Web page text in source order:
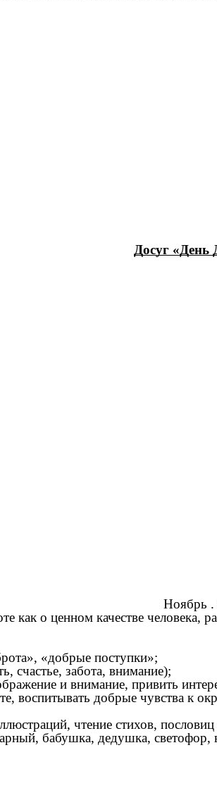
ГБОУ
До-2
Досуг «День
Ноябрь .
как о ценном качестве человека,
«добрые поступки»;
счастье, забота, внимание);
и внимание, привить
воспитывать добрые чувства
чтение стихов,
бабушка, дедушка, светофор,